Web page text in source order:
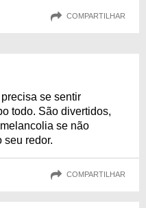
COMPARTILHAR
se sentir
todo. São divertidos,
se não
seu redor.
COMPARTILHAR